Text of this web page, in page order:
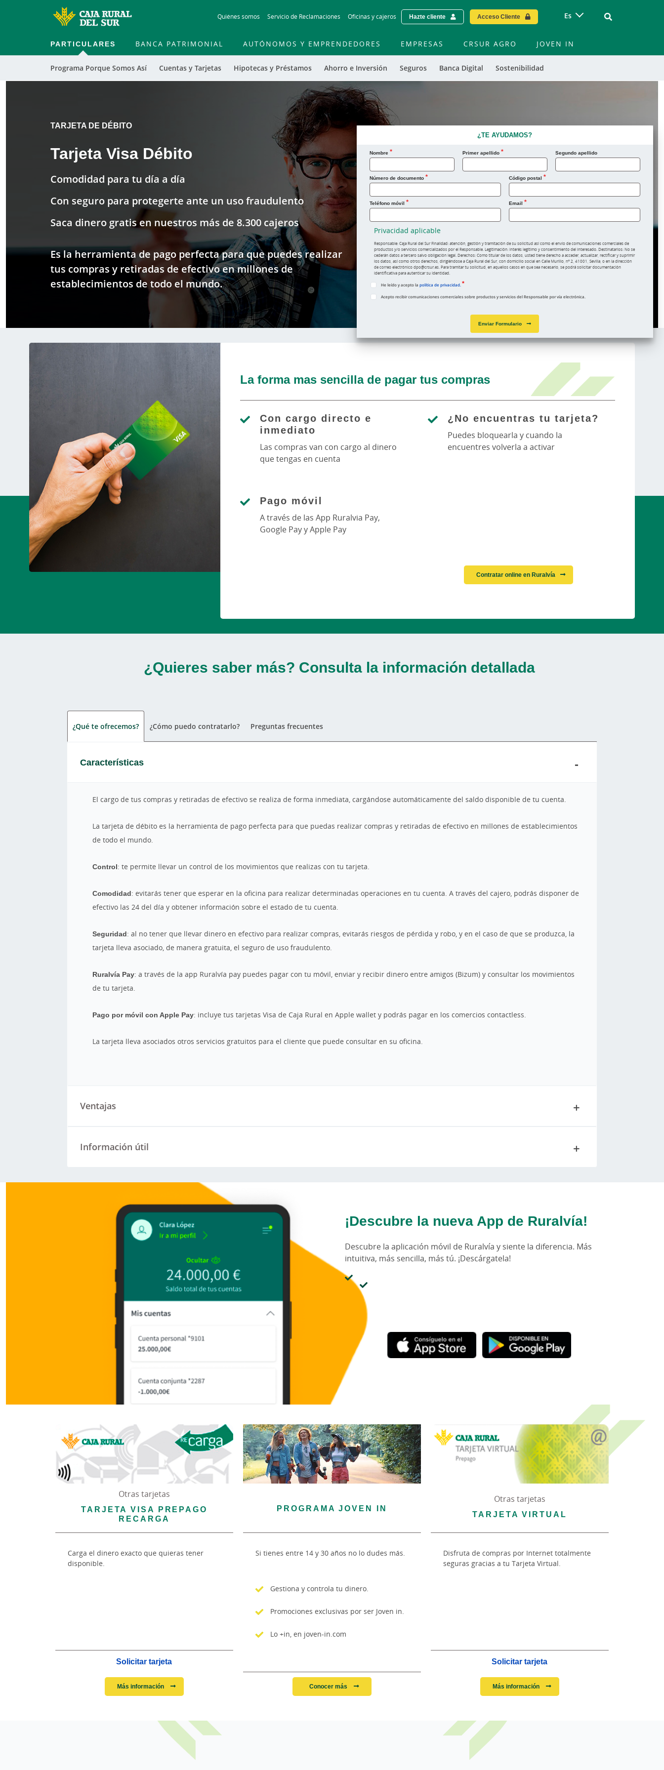
Quiénes somos Servicio de Reclamaciones Oficinas y cajeros Hazte cliente Acceso Cliente Es Vinculo -
PARTICULARES
Programa Porque Somos Así Cuentas y Tarjetas Hipotecas y Préstamos Ahorro e Inversión Seguros Banca Digital Sostenibilidad
BANCA PATRIMONIAL AUTÓNOMOS Y EMPRENDEDORES EMPRESAS CRSUR AGRO JOVEN IN
TARJETA DE DÉBITO
Tarjeta Visa Débito
Comodidad para tu día a día
Con seguro para protegerte ante un uso fraudulento
Saca dinero gratis en nuestros más de 8.300 cajeros
Es la herramienta de pago perfecta para que puedes realizar
tus compras y retiradas de efectivo en millones de
establecimientos de todo el mundo.
¿TE AYUDAMOS?
Nombre Primer apellido Segundo apellido
Número de documento Código postal
Teléfono móvil Email
Privacidad aplicable
Responsable: Caja Rural del Sur Finalidad: atención, gestión y tramitación de su solicitud así como el envío de comunicaciones comerciales de
productos y/o servicios comercializados por el Responsable. Legitimación: interés legítimo y consentimiento del interesado. Destinatarios: No se
cederán datos a tercero salvo obligación legal. Derechos: Como titular de los datos, usted tiene derecho a acceder, actualizar, rectificar y suprimir
los datos, así como otros derechos, dirigiéndose a Caja Rural del Sur, con domicilio social en Calle Murillo, nº 2, 41001, Sevilla, o en la dirección
de correo electrónico dpo@crsur.es. Para tramitar tu solicitud, en aquellos casos en que sea necesario, se podrá solicitar documentación
identificativa para autenticar su identidad.
He leído y acepto la política de privacidad.
Acepto recibir comunicaciones comerciales sobre productos y servicios del Responsable por vía electrónica.
Enviar Formulario
La forma mas sencilla de pagar tus compras
Con cargo directo e
inmediato
Las compras van con cargo al dinero
que tengas en cuenta
¿No encuentras tu tarjeta?
Puedes bloquearla y cuando la
encuentres volverla a activar
Pago móvil
A través de las App Ruralvia Pay,
Google Pay y Apple Pay
Contratar online en Ruralvía
¿Quieres saber más? Consulta la información detallada
¿Qué te ofrecemos? ¿Cómo puedo contratarlo? Preguntas frecuentes
Características
El cargo de tus compras y retiradas de efectivo se realiza de forma inmediata, cargándose automáticamente del saldo disponible de tu cuenta.
La tarjeta de débito es la herramienta de pago perfecta para que puedas realizar compras y retiradas de efectivo en millones de establecimientos
de todo el mundo.
Control: te permite llevar un control de los movimientos que realizas con tu tarjeta.
Comodidad: evitarás tener que esperar en la oficina para realizar determinadas operaciones en tu cuenta. A través del cajero, podrás disponer de
efectivo las 24 del día y obtener información sobre el estado de tu cuenta.
Seguridad: al no tener que llevar dinero en efectivo para realizar compras, evitarás riesgos de pérdida y robo, y en el caso de que se produzca, la
tarjeta lleva asociado, de manera gratuita, el seguro de uso fraudulento.
Ruralvía Pay: a través de la app Ruralvía pay puedes pagar con tu móvil, enviar y recibir dinero entre amigos (Bizum) y consultar los movimientos
de tu tarjeta.
Pago por móvil con Apple Pay: incluye tus tarjetas Visa de Caja Rural en Apple wallet y podrás pagar en los comercios contactless.
La tarjeta lleva asociados otros servicios gratuitos para el cliente que puede consultar en su oficina.
Ventajas
Información útil
¡Descubre la nueva App de Ruralvía!
Descubre la aplicación móvil de Ruralvía y siente la diferencia. Más
intuitiva, más sencilla, más tú. ¡Descárgatela!
Otras tarjetas
TARJETA VISA PREPAGO
RECARGA
Carga el dinero exacto que quieras tener
disponible.
Solicitar tarjeta
Más información
PROGRAMA JOVEN IN
Si tienes entre 14 y 30 años no lo dudes más.
Gestiona y controla tu dinero.
Promociones exclusivas por ser Joven in.
Lo +in, en joven-in.com
Conocer más
Otras tarjetas
TARJETA VIRTUAL
Disfruta de compras por Internet totalmente
seguras gracias a tu Tarjeta Virtual.
Solicitar tarjeta
Más información